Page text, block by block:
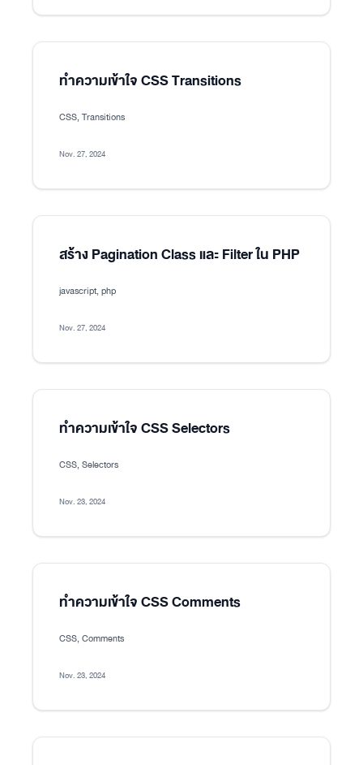
ทำความเข้าใจ CSS Transitions
CSS, Transitions
Nov. 27, 2024
สร้าง Pagination Class และ Filter ใน PHP
javascript, php
Nov. 27, 2024
ทำความเข้าใจ CSS Selectors
CSS, Selectors
Nov. 23, 2024
ทำความเข้าใจ CSS Comments
CSS, Comments
Nov. 23, 2024